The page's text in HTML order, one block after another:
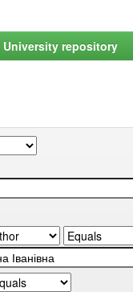
University repository